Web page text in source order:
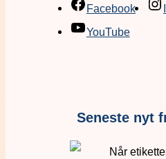
Facebook
YouTube
Seneste nyt